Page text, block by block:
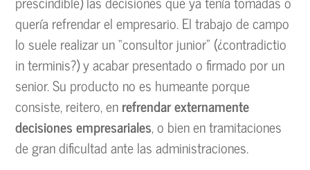
quería refrendar el empresario. El trabajo de campo
lo suele realizar un “consultor junior” (¿contradictio
in terminis?) y acabar presentado o firmado por un
senior. Su producto no es humeante porque
consiste, reitero, enrefrendar externamente
decisiones empresariales, o bien en tramitaciones
de gran dificultad ante las administraciones.